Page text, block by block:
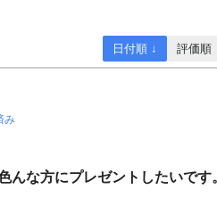
日付順 ↓ 評価順
み
んな方にプレゼントしたいです